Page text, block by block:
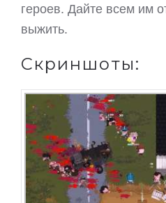
героев. Дайте всем им
выжить.
Скриншоты: